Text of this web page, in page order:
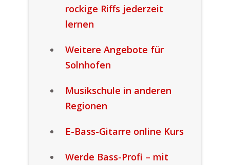
rockige Riffs jederzeit
lernen
Weitere Angebote für
Solnhofen
Musikschule in anderen
Regionen
E-Bass-Gitarre online Kurs
Werde Bass-Profi – mit